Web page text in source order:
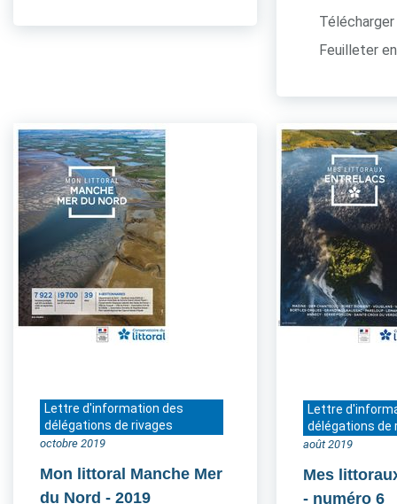
Feuilleter
Lettre d'information des
délégations de rivages
octobre 2019
Mon littoral Manche Mer
du Nord - 2019
Lettre
délégations de
août 2019
Mes
- numéro 6